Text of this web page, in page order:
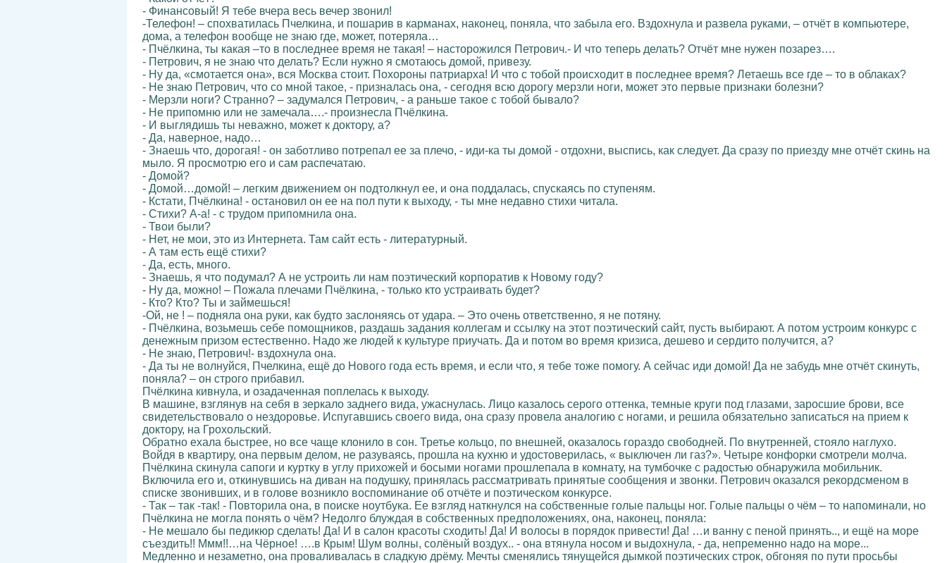
- Финансовый! Я тебе вчера весь вечер звонил!
-Телефон! – спохватилась Пчелкина, и пошарив в карманах, наконец, поняла, что забыла его. Вздохнула и развела руками, – отчёт в компьютере,
дома, а телефон вообще не знаю где, может, потеряла…
- Пчёлкина, ты какая –то в последнее время не такая! – насторожился Петрович.- И что теперь делать? Отчёт мне нужен позарез….
- Петрович, я не знаю что делать? Если нужно я смотаюсь домой, привезу.
- Ну да, «смотается она», вся Москва стоит. Похороны патриарха! И что с тобой происходит в последнее время? Летаешь все где – то в облаках?
- Не знаю Петрович, что со мной такое, - призналась она, - сегодня всю дорогу мерзли ноги, может это первые признаки болезни?
- Мерзли ноги? Странно? – задумался Петрович, - а раньше такое с тобой бывало?
- Не припомню или не замечала….- произнесла Пчёлкина.
- И выглядишь ты неважно, может к доктору, а?
- Да, наверное, надо…
- Знаешь что, дорогая! - он заботливо потрепал ее за плечо, - иди-ка ты домой - отдохни, выспись, как следует. Да сразу по приезду мне отчёт скинь на
мыло. Я просмотрю его и сам распечатаю.
- Домой?
- Домой…домой! – легким движением он подтолкнул ее, и она поддалась, спускаясь по ступеням.
- Кстати, Пчёлкина! - остановил он ее на пол пути к выходу, - ты мне недавно стихи читала.
- Стихи? А-а! - с трудом припомнила она.
- Твои были?
- Нет, не мои, это из Интернета. Там сайт есть - литературный.
- А там есть ещё стихи?
- Да, есть, много.
- Знаешь, я что подумал? А не устроить ли нам поэтический корпоратив к Новому году?
- Ну да, можно! – Пожала плечами Пчёлкина, - только кто устраивать будет?
- Кто? Кто? Ты и займешься!
-Ой, не ! – подняла она руки, как будто заслоняясь от удара. – Это очень ответственно, я не потяну.
- Пчёлкина, возьмешь себе помощников, раздашь задания коллегам и ссылку на этот поэтический сайт, пусть выбирают. А потом устроим конкурс с
денежным призом естественно. Надо же людей к культуре приучать. Да и потом во время кризиса, дешево и сердито получится, а?
- Не знаю, Петрович!- вздохнула она.
- Да ты не волнуйся, Пчелкина, ещё до Нового года есть время, и если что, я тебе тоже помогу. А сейчас иди домой! Да не забудь мне отчёт скинуть,
поняла? – он строго прибавил.
Пчёлкина кивнула, и озадаченная поплелась к выходу.
В машине, взглянув на себя в зеркало заднего вида, ужаснулась. Лицо казалось серого оттенка, темные круги под глазами, заросшие брови, все
свидетельствовало о нездоровье. Испугавшись своего вида, она сразу провела аналогию с ногами, и решила обязательно записаться на прием к
доктору, на Грохольский.
Обратно ехала быстрее, но все чаще клонило в сон. Третье кольцо, по внешней, оказалось гораздо свободней. По внутренней, стояло наглухо.
Войдя в квартиру, она первым делом, не разуваясь, прошла на кухню и удостоверилась, « выключен ли газ?». Четыре конфорки смотрели молча.
Пчёлкина скинула сапоги и куртку в углу прихожей и босыми ногами прошлепала в комнату, на тумбочке с радостью обнаружила мобильник.
Включила его и, откинувшись на диван на подушку, принялась рассматривать принятые сообщения и звонки. Петрович оказался рекордсменом в
списке звонивших, и в голове возникло воспоминание об отчёте и поэтическом конкурсе.
- Так – так -так! - Повторила она, в поиске ноутбука. Ее взгляд наткнулся на собственные голые пальцы ног. Голые пальцы о чём – то напоминали, но
Пчёлкина не могла понять о чём? Недолго блуждая в собственных предположениях, она, наконец, поняла:
- Не мешало бы педикюр сделать! Да! И в салон красоты сходить! Да! И волосы в порядок привести! Да! …и ванну с пеной принять.., и ещё на море
съездить!! Ммм!!…на Чёрное! ….в Крым! Шум волны, солёный воздух.. - она втянула носом и выдохнула, - да, непременно надо на море...
Медленно и незаметно, она проваливалась в сладкую дрёму. Мечты сменялись тянущейся дымкой поэтических строк, обгоняя по пути просьбы